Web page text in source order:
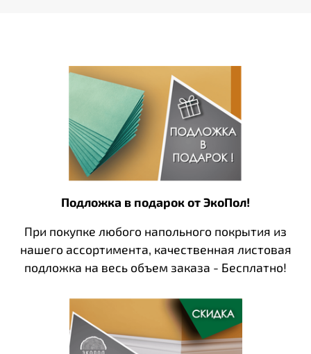
Подложка в подарок от ЭкоПол!
При покупке любого напольного покрытия из
нашего ассортимента, качественная листовая
подложка на весь объем заказа - Бесплатно!